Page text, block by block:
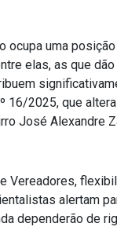
uma
elas, as que
2025, que
José Alexandre
Vereadores,
alertam
dependerão de